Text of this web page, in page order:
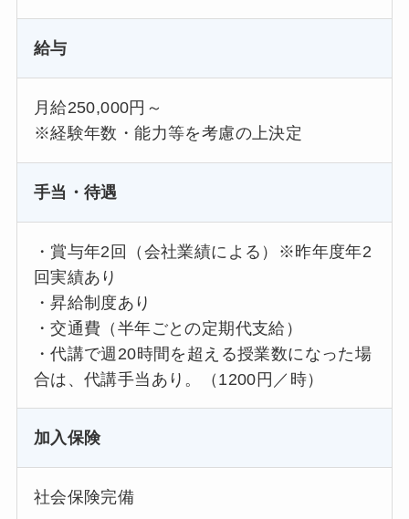
給与
月給250,000円～
※経験年数・能力等を考慮の上決定
手当・待遇
・賞与年2回（会社業績による）※昨年度年2
回実績あり
・昇給制度あり
・交通費（半年ごとの定期代支給）
・代講で週20時間を超える授業数になった場
合は、代講手当あり。（1200円／時）
加入保険
社会保険完備